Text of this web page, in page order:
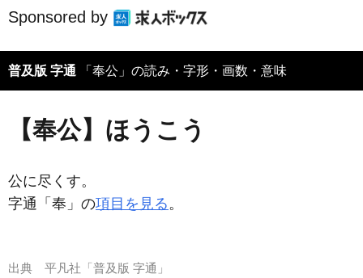
Sponsored by
普及版 字通 「奉公」の読み・字形・画数・意味
【奉公】ほうこう
公に尽くす。
字通「奉」の項目を見る。
出典 平凡社「普及版 字通」